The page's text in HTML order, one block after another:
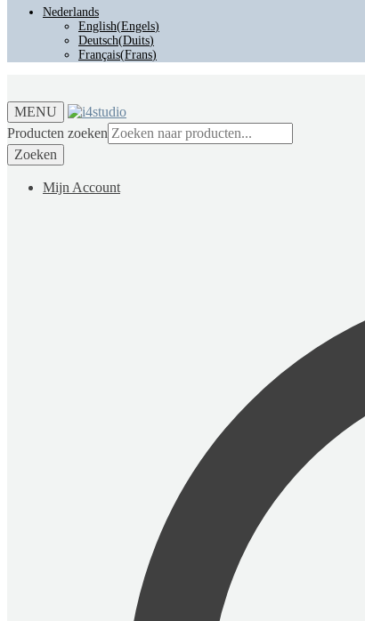
Nederlands
English(Engels)
Deutsch(Duits)
Français(Frans)
MENU
Producten zoeken
Zoeken
Mijn Account